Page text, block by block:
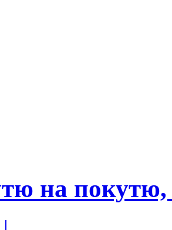
на покутю,